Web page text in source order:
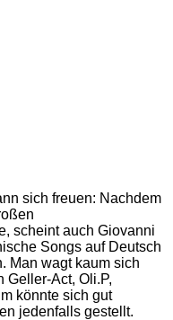
sich freuen: Nachdem
scheint auch Giovanni
Songs auf Deutsch
Man wagt kaum sich
Geller-Act, Oli.P,
könnte sich gut
jedenfalls gestellt.